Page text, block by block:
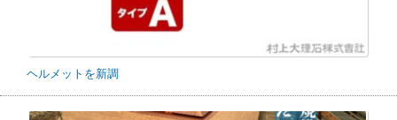
ヘルメットを新調